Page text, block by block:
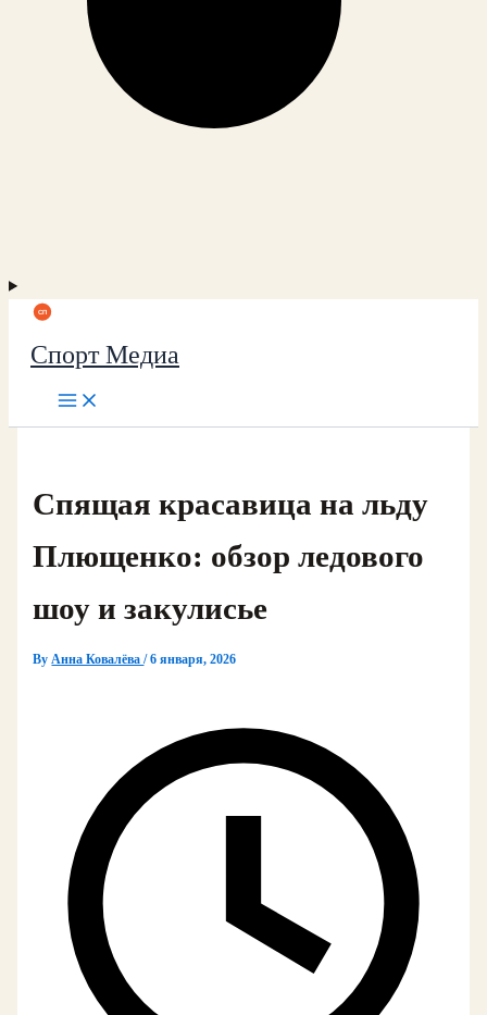
Спорт Медиа
Спящая красавица на льду
Плющенко: обзор ледового
шоу и закулисье
ByАнна Ковалёва/6 января, 2026